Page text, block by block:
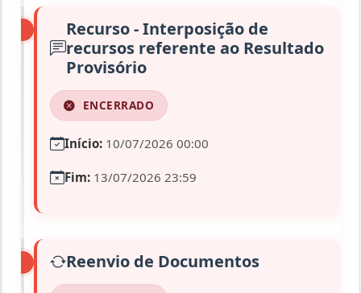
Recurso - Interposição de
recursos referente ao Resultado
Provisório
ENCERRADO
Início: 10/07/2026 00:00
Fim: 13/07/2026 23:59
Reenvio de Documentos